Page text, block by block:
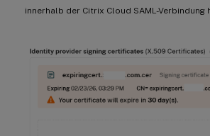
innerhalb der Citrix Cloud SAML-Verbindung